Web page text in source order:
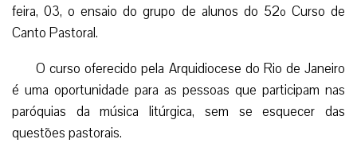
feira, 03, o ensaio do grupo de alunos do 52º Curso de
Canto Pastoral.
O curso oferecido pela Arquidiocese do Rio de Janeiro
é uma oportunidade para as pessoas que participam nas
paróquias da música litúrgica, sem se esquecer das
questões pastorais.